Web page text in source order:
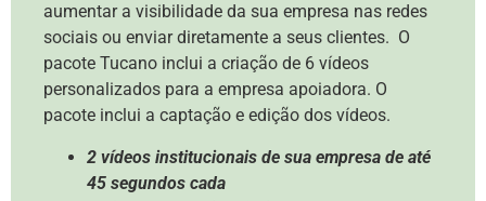
aumentar a visibilidade da sua empresa nas redes
sociais ou enviar diretamente a seus clientes. O
pacote Tucano inclui a criação de 6 vídeos
personalizados para a empresa apoiadora. O
pacote inclui a captação e edição dos vídeos.
2 vídeos institucionais de sua empresa de até
45 segundos cada